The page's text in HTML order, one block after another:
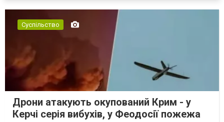
Суспільство
Дрони атакують окупований Крим - у
Керчі серія вибухів, у Феодосії пожежа